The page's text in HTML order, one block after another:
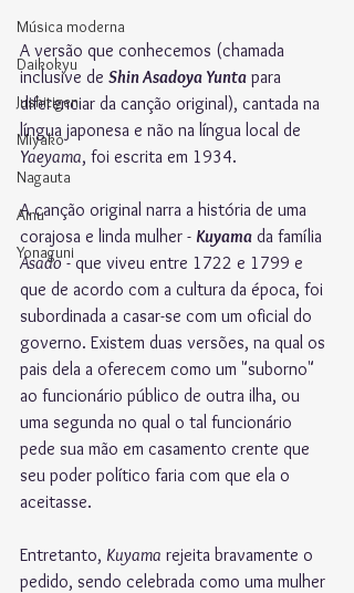
Música moderna
Daikokyu
Jushitigen
Miyako
Nagauta
Ainu
Yonaguni
A versão que conhecemos (chamada
inclusive de Shin Asadoya Yunta para
diferenciar da canção original), cantada na
língua japonesa e não na língua local de
Yaeyama, foi escrita em 1934.
A canção original narra a história de uma
corajosa e linda mulher - Kuyama da família
Asado - que viveu entre 1722 e 1799 e
que de acordo com a cultura da época, foi
subordinada a casar-se com um oficial do
governo. Existem duas versões, na qual os
pais dela a oferecem como um "suborno"
ao funcionário público de outra ilha, ou
uma segunda no qual o tal funcionário
pede sua mão em casamento crente que
seu poder político faria com que ela o
aceitasse.
Entretanto, Kuyama rejeita bravamente o
pedido, sendo celebrada como uma mulher